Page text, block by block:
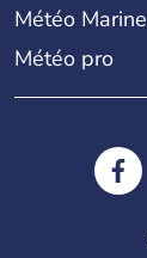
Météo Marine
Météo pro